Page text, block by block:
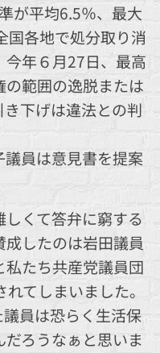
が平均6.5％、最大
国各地で処分取り消
今年６月27日、最高
範囲の逸脱または
下げは違法との判
員は意見書を提案
くて答弁に窮する
したのは岩田議員
たち共産党議員団
てしまいました。
員は恐らく生活保
ろうなぁと思いま